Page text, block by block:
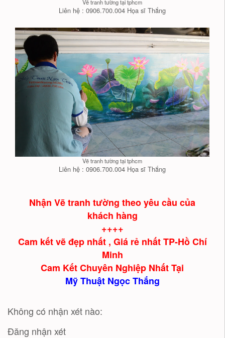
Vẽ tranh tường tại tphcm
Liên hệ : 0906.700.004 Họa sĩ Thắng
Vẽ tranh tường tại tphcm
Liên hệ : 0906.700.004 Họa sĩ Thắng
Nhận Vẽ tranh tường theo yêu cầu của
khách hàng
++++
Cam kết vẽ đẹp nhất , Giá rẻ nhất TP-Hồ Chí
Minh
Cam Kết Chuyên Nghiệp Nhất Tại
Mỹ Thuật Ngọc Thắng
Không có nhận xét nào:
Đăng nhận xét